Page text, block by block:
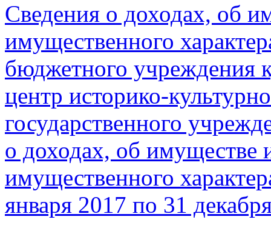
Сведения о доходах, об
имущественного
бюджетного учреждения
центр историко-
государственного
о доходах, об имуществе
имущественного
января 2017 по 31